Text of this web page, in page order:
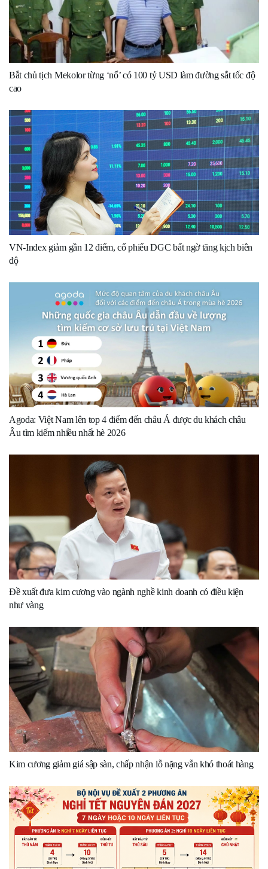
Bắt chủ tịch Mekolor từng ‘nổ’ có 100 tỷ USD làm đường sắt tốc độ
cao
VN-Index giảm gần 12 điểm, cổ phiếu DGC bất ngờ tăng kịch biên
độ
Agoda: Việt Nam lên top 4 điểm đến châu Á được du khách châu
Âu tìm kiếm nhiều nhất hè 2026
Đề xuất đưa kim cương vào ngành nghề kinh doanh có điều kiện
như vàng
Kim cương giảm giá sập sàn, chấp nhận lỗ nặng vẫn khó thoát hàng